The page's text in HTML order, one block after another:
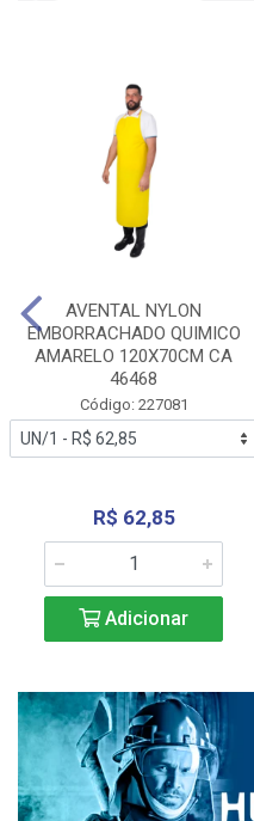
AVENTAL NYLON
EMBORRACHADO QUIMICO
AMARELO 120X70CM CA
46468
Código: 227081
R$ 62,85
Adicionar